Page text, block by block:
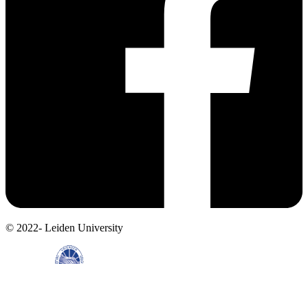
© 2022- Leiden University